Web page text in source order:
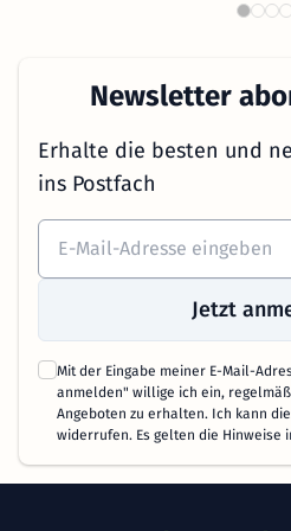
Newsletter
Erhalte die besten und
ins Postfach
Jetzt
Mit der Eingabe meiner E-Mail-
anmelden" willige ich ein,
Angeboten zu erhalten. Ich kann
widerrufen. Es gelten die Hinweise